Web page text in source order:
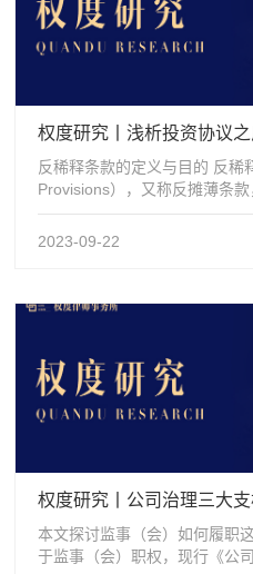
权度研究丨浅析投资协议之
反稀释条款的定义与目的 反稀释条款（Anti-dilution
Provisions），又称反摊薄条
若目标公...
2023-09-22
本文探讨监事（会）如何履职这
于监事（会）职权，现行《公